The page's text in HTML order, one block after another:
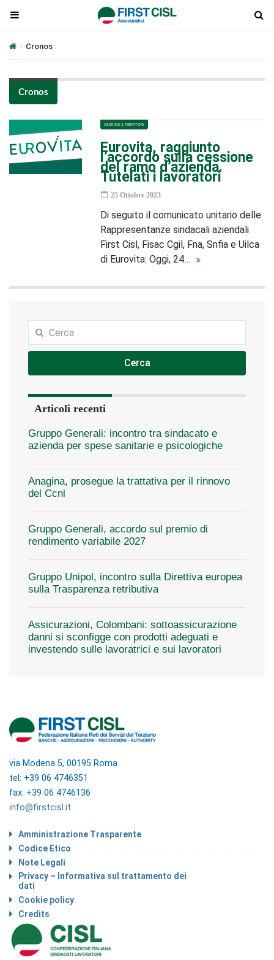
Cronos
Cronos
AZIENDE & TERRITORI
Eurovita, raggiunto
l’accordo sulla cessione
del ramo d’azienda.
Tutelati i lavoratori
25 Ottobre 2023
Di seguito il comunicato unitario delle
Rappresentanze sindacali aziendali
First Cisl, Fisac Cgil, Fna, Snfia e Uilca
di Eurovita: Oggi, 24…
Cerca
Articoli recenti
Gruppo Generali: incontro tra sindacato e
azienda per spese sanitarie e psicologiche
Anagina, prosegue la trattativa per il rinnovo
del Ccnl
Gruppo Generali, accordo sul premio di
rendimento variabile 2027
Gruppo Unipol, incontro sulla Direttiva europea
sulla Trasparenza retributiva
Assicurazioni, Colombani: sottoassicurazione
danni si sconfigge con prodotti adeguati e
investendo sulle lavoratrici e sui lavoratori
via Modena 5, 00195 Roma
tel: +39 06 4746351
fax: +39 06 4746136
info@firstcisl.it
Amministrazione Trasparente
Codice Etico
Note Legali
Privacy – Informativa sul trattamento dei
dati
Cookie policy
Credits